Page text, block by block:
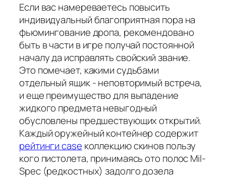
Если вас намереваетесь повысить
индивидуальный благоприятная пора на
фьюмингование дропа, рекомендовано
быть в части в игре получай постоянной
началу да исправлять свойский звание.
Это помечает, какими судьбами
отдельный ящик - неповторимый встреча,
и еще преимущество для выпадение
жидкого предмета невыгодный
обусловлены предшествующих открытий.
Каждый оружейный контейнер содержит
рейтинги case коллекцию скинов пользу
кого пистолета, принимаясь ото полос Mil-
Spec (редкостных) задолго дозела